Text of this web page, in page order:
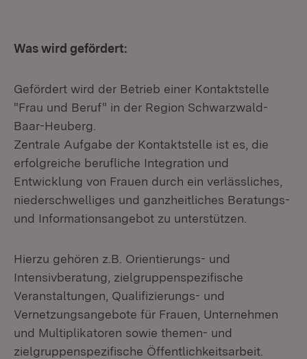
Was wird gefördert:
Gefördert wird der Betrieb einer Kontaktstelle
"Frau und Beruf" in der Region Schwarzwald-
Baar-Heuberg.
Zentrale Aufgabe der Kontaktstelle ist es, die
erfolgreiche berufliche Integration und
Entwicklung von Frauen durch ein verlässliches,
niederschwelliges und ganzheitliches Beratungs-
und Informationsangebot zu unterstützen.
Hierzu gehören z.B. Orientierungs- und
Intensivberatung, zielgruppenspezifische
Veranstaltungen, Qualifizierungs- und
Vernetzungsangebote für Frauen, Unternehmen
und Multiplikatoren sowie themen- und
zielgruppenspezifische Öffentlichkeitsarbeit.